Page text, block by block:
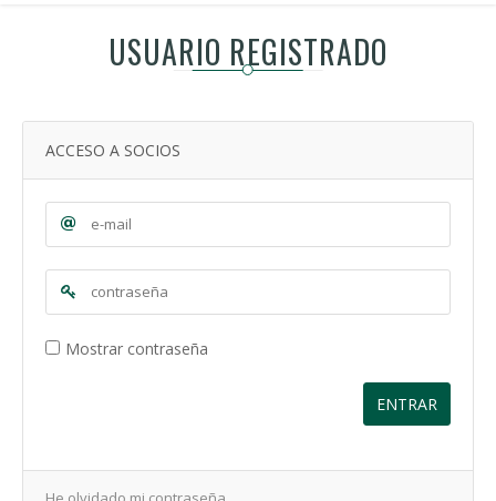
USUARIO REGISTRADO
ACCESO A SOCIOS
Mostrar contraseña
ENTRAR